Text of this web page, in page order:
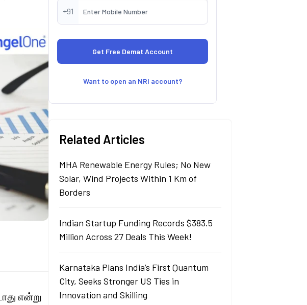
என்று
+91
Want to open an NRI account?
Related Articles
MHA Renewable Energy Rules; No New
Solar, Wind Projects Within 1 Km of
Borders
Indian Startup Funding Records $383.5
Million Across 27 Deals This Week!
Karnataka Plans India’s First Quantum
City, Seeks Stronger US Ties in
Innovation and Skilling